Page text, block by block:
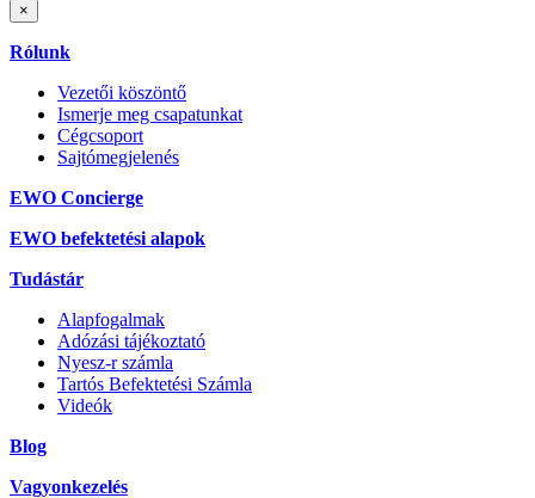
×
Rólunk
Vezetői köszöntő
Ismerje meg csapatunkat
Cégcsoport
Sajtómegjelenés
EWO Concierge
EWO befektetési alapok
Tudástár
Alapfogalmak
Adózási tájékoztató
Nyesz-r számla
Tartós Befektetési Számla
Videók
Blog
Vagyonkezelés